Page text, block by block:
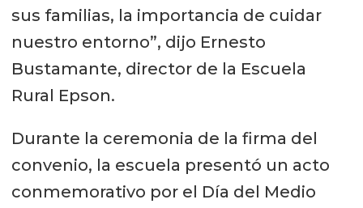
sus familias, la importancia de cuidar
nuestro entorno”, dijo Ernesto
Bustamante, director de la Escuela
Rural Epson.
Durante la ceremonia de la firma del
convenio, la escuela presentó un acto
conmemorativo por el Día del Medio